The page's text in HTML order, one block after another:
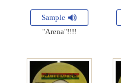
Sample
"Arena"!!!!